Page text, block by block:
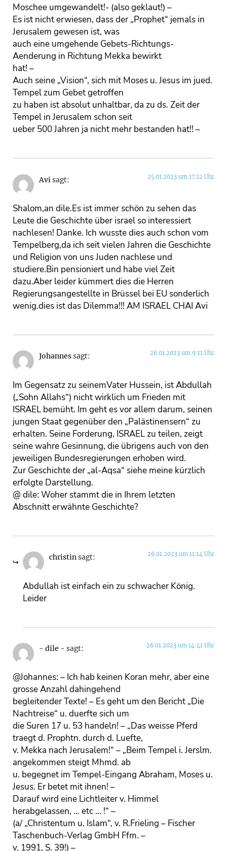
Moschee umgewandelt!- (also geklaut!) –
Es ist nicht erwiesen, dass der „Prophet“ jemals in
Jerusalem gewesen ist, was
auch eine umgehende Gebets-Richtungs-
Aenderung in Richtung Mekka bewirkt
hat! –
Auch seine „Vision“, sich mit Moses u. Jesus im jued.
Tempel zum Gebet getroffen
zu haben ist absolut unhaltbar, da zu ds. Zeit der
Tempel in Jerusalem schon seit
ueber 500 Jahren ja nicht mehr bestanden hat!! –
Avisagt: 25.01.2023 um 17:12 Uhr
Shalom,an dile.Es ist immer schön zu sehen das
Leute die Geschichte über israel so interessiert
nachlesen! Danke. Ich wusste dies auch schon vom
Tempelberg,da ich seit vielen Jahren die Geschichte
und Religion von uns Juden nachlese und
studiere.Bin pensioniert und habe viel Zeit
dazu.Aber leider kümmert dies die Herren
Regierungsangestellte in Brüssel bei EU sonderlich
wenig.dies ist das Dilemma!!! AM ISRAEL CHAI Avi
Johannessagt: 26.01.2023 um 9:11 Uhr
Im Gegensatz zu seinemVater Hussein, ist Abdullah
(„Sohn Allahs“) nicht wirklich um Frieden mit
ISRAEL bemüht. Im geht es vor allem darum, seinen
jungen Staat gegenüber den „Palästinensern“ zu
erhalten. Seine Forderung, ISRAEL zu teilen, zeigt
seine wahre Gesinnung, die übrigens auch von den
jeweiligen Bundesregierungen erhoben wird.
Zur Geschichte der „al-Aqsa“ siehe meine kürzlich
erfolgte Darstellung.
@ dile: Woher stammt die in Ihrem letzten
Abschnitt erwähnte Geschichte?
christinsagt: 26.01.2023 um 11:14 Uhr
Abdullah ist einfach ein zu schwacher König.
Leider
- dile - sagt: 26.01.2023 um 14:41 Uhr
@Johannes: – Ich hab keinen Koran mehr, aber eine
grosse Anzahl dahingehend
begleitender Texte! – Es geht um den Bericht „Die
Nachtreise“ u. duerfte sich um
die Suren 17 u. 53 handeln! – „Das weisse Pferd
traegt d. Prophtn. durch d. Luefte,
v. Mekka nach Jerusalem!“ – „Beim Tempel i. Jerslm.
angekommen steigt Mhmd. ab
u. begegnet im Tempel-Eingang Abraham, Moses u.
Jesus. Er betet mit ihnen! –
Darauf wird eine Lichtleiter v. Himmel
herabgelassen, … etc … !“ –
(a/ „Christentum u. Islam“, v. R.Frieling – Fischer
Taschenbuch-Verlag GmbH Ffm. –
v. 1991, S. 39!) –